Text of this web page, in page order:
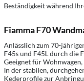
Beständigkeit während
Fiamma F70
Anlässlich zum 70-
F45s und F45L durch die
Geeignet für
In der stabilen,
Kederprofile zur